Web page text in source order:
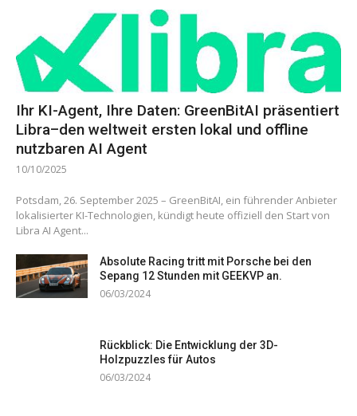
Ihr KI-Agent, Ihre Daten: GreenBitAI präsentiert
Libra–den weltweit ersten lokal und offline
nutzbaren AI Agent
10/10/2025
Potsdam, 26. September 2025 – GreenBitAI, ein führender Anbieter
lokalisierter KI-Technologien, kündigt heute offiziell den Start von
Libra AI Agent...
Absolute Racing tritt mit Porsche bei den
Sepang 12 Stunden mit GEEKVP an.
06/03/2024
Rückblick: Die Entwicklung der 3D-
Holzpuzzles für Autos
06/03/2024